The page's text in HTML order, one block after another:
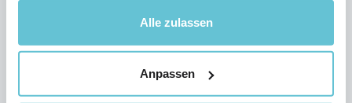
Alle zulassen
Anpassen
Legal